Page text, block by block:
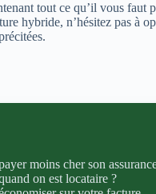
tout ce qu’il vous faut
hybride, n’hésitez pas à
moins cher son
on est locataire ?